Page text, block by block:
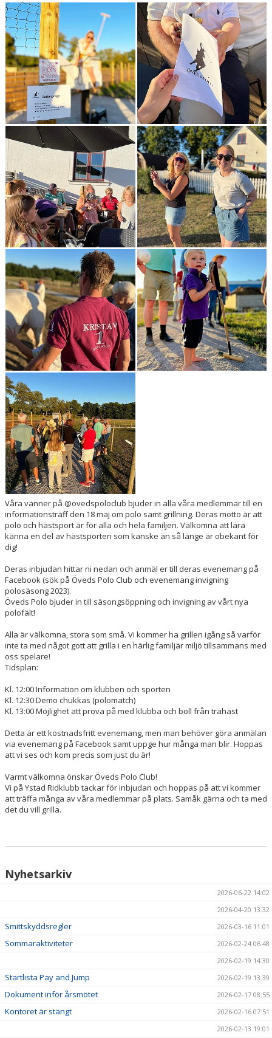
HÄSTAR
KALENDER
Våra vänner på @ovedspoloclub bjuder in alla våra medlemmar till en
informationsträff den 18 maj om polo samt grillning. Deras motto är att
polo och hästsport är för alla och hela familjen. Välkomna att lära
känna en del av hästsporten som kanske än så länge är obekant för
dig!
Deras inbjudan hittar ni nedan och anmäl er till deras evenemang på
Facebook (sök på Öveds Polo Club och evenemang invigning
polosäsong 2023).
Öveds Polo bjuder in till säsongsöppning och invigning av vårt nya
polofält!
Alla är välkomna, stora som små. Vi kommer ha grillen igång så varför
inte ta med något gott att grilla i en härlig familjär miljö tillsammans med
oss spelare!
Tidsplan:
Kl. 12:00 Information om klubben och sporten
Kl. 12:30 Demo chukkas (polomatch)
Kl. 13:00 Möjlighet att prova på med klubba och boll från trähäst
Detta är ett kostnadsfritt evenemang, men man behöver göra anmälan
via evenemang på Facebook samt uppge hur många man blir. Hoppas
att vi ses och kom precis som just du är!
Varmt välkomna önskar Öveds Polo Club!
Vi på Ystad Ridklubb tackar för inbjudan och hoppas på att vi kommer
att träffa många av våra medlemmar på plats. Samåk gärna och ta med
det du vill grilla.
Nyhetsarkiv
2026-06-22 14:02
2026-04-20 13:32
Smittskyddsregler 2026-03-16 11:01
Sommaraktiviteter
2026-02-24 06:48
2026-02-19 14:30
Startlista Pay and Jump 2026-02-19 13:39
Dokument inför årsmötet 2026-02-17 08:55
Kontoret är stängt
2026-02-16 07:51
2026-02-13 19:01